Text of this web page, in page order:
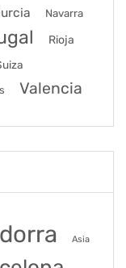
Navarra
Rioja
Valencia
Asia